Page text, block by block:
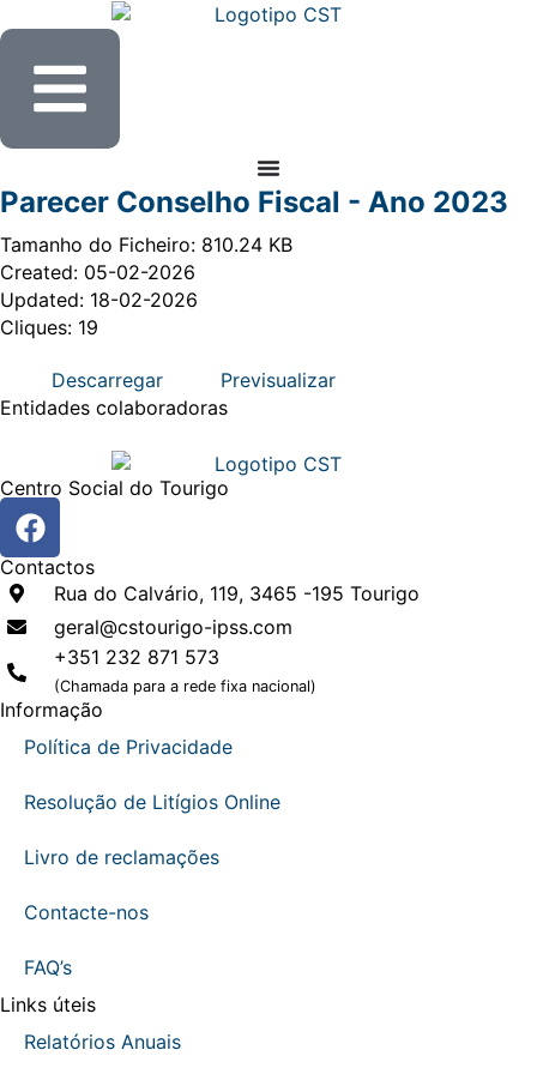
Parecer Conselho Fiscal - Ano 2023
Tamanho do Ficheiro: 810.24 KB
Created: 05-02-2026
Updated: 18-02-2026
Cliques: 19
Descarregar
Previsualizar
Entidades colaboradoras
Centro Social do Tourigo
Contactos
Rua do Calvário, 119, 3465 -195 Tourigo
geral@cstourigo-ipss.com
+351 232 871 573
(Chamada para a rede fixa nacional)
Informação
Política de Privacidade
Resolução de Litígios Online
Livro de reclamações
Contacte-nos
FAQ’s
Links úteis
Relatórios Anuais